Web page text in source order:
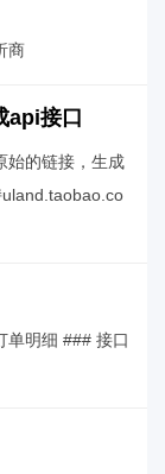
商
接口
始的链接，生成
单明细 ### 接口